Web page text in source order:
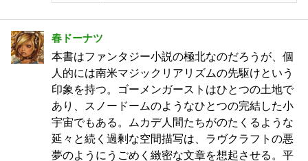
春ドーナツ
本書はファンタジー小説の極北なのだろうが、個
人的には南米マジックリアリズムの先駆けという
印象を持つ。ゴーメンガーストはひとつの土地で
あり、スノードームのようなひとつの完結した小
宇宙でもある。ムカデ人間たちがのたくるような
延々と続く過剰な空間描写は、ラヴクラフトの悪
夢のようにうごめく緻密な文章を想起させる。平